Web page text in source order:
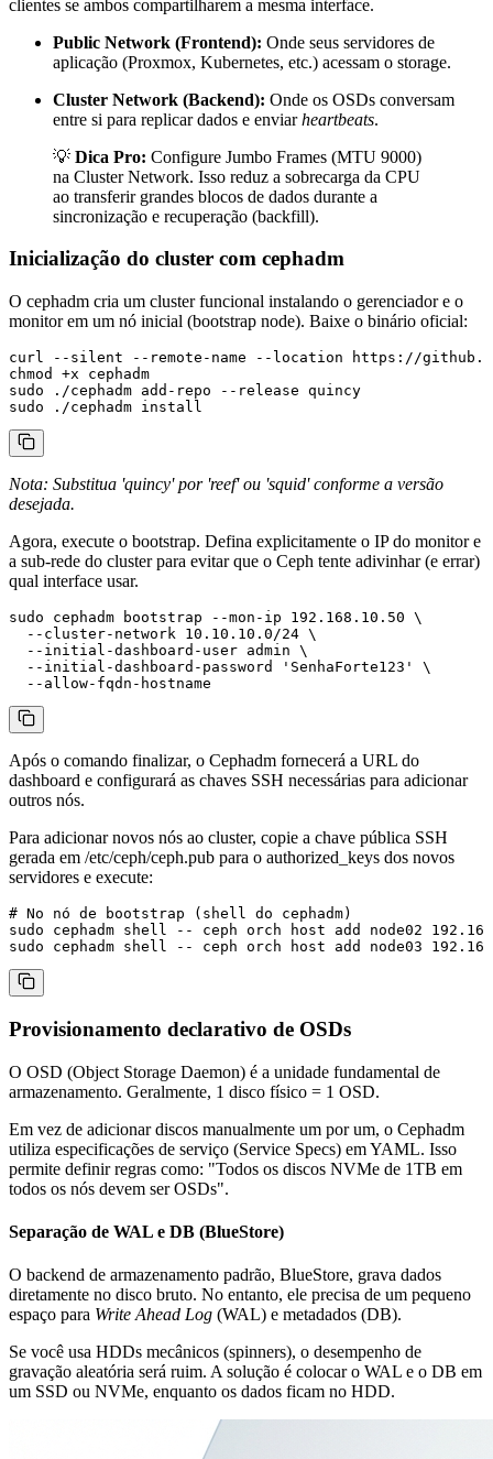
clientes se ambos compartilharem a mesma interface.
Public Network (Frontend): Onde seus servidores de
aplicação (Proxmox, Kubernetes, etc.) acessam o storage.
Cluster Network (Backend): Onde os OSDs conversam
entre si para replicar dados e enviarheartbeats.
💡 Dica Pro: Configure Jumbo Frames (MTU 9000)
na Cluster Network. Isso reduz a sobrecarga da CPU
ao transferir grandes blocos de dados durante a
sincronização e recuperação (backfill).
Inicialização do cluster com cephadm
O cephadm cria um cluster funcional instalando o gerenciador e o
monitor em um nó inicial (bootstrap node). Baixe o binário oficial:
curl --silent --remote-name --location https://
chmod +x cephadm
sudo ./cephadm add-repo --release quincy
Nota: Substitua 'quincy' por 'reef' ou 'squid' conforme a versão
desejada.
Agora, execute o bootstrap. Defina explicitamente o IP do monitor e
a sub-rede do cluster para evitar que o Ceph tente adivinhar (e errar)
qual interface usar.
sudo cephadm bootstrap --mon-ip 192.168.10.50 \
  --cluster-network 10.10.10.0/24 \
  --initial-dashboard-user admin \
  --initial-dashboard-password 'SenhaForte123' \
Após o comando finalizar, o Cephadm fornecerá a URL do
dashboard e configurará as chaves SSH necessárias para adicionar
outros nós.
Para adicionar novos nós ao cluster, copie a chave pública SSH
gerada em /etc/ceph/ceph.pub para o authorized_keys dos novos
servidores e execute:
# No nó de bootstrap (shell do cephadm)
sudo cephadm shell -- ceph orch host add node02
Provisionamento declarativo de OSDs
O OSD (Object Storage Daemon) é a unidade fundamental de
armazenamento. Geralmente, 1 disco físico = 1 OSD.
Em vez de adicionar discos manualmente um por um, o Cephadm
utiliza especificações de serviço (Service Specs) em YAML. Isso
permite definir regras como: "Todos os discos NVMe de 1TB em
todos os nós devem ser OSDs".
Separação de WAL e DB (BlueStore)
O backend de armazenamento padrão, BlueStore, grava dados
diretamente no disco bruto. No entanto, ele precisa de um pequeno
espaço para Write Ahead Log (WAL) e metadados (DB).
Se você usa HDDs mecânicos (spinners), o desempenho de
gravação aleatória será ruim. A solução é colocar o WAL e o DB em
um SSD ou NVMe, enquanto os dados ficam no HDD.